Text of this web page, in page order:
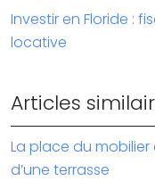
Investir en Floride :
locative
Articles
La place du
d’une terrasse